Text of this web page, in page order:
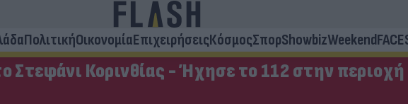
ΠολιτικήΟικονομίαΕπιχειρήσειςΚόσμοςΣπορShowbizWeekend
Στεφάνι Κορινθίας - Ήχησε το 112 στην περιοχή